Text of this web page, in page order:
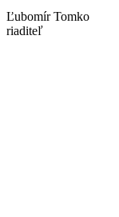
Ľubomír Tomko
riaditeľ